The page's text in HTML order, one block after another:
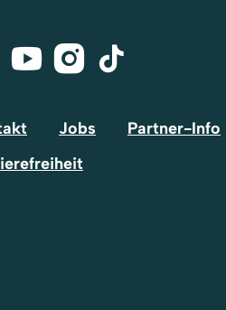
Youtube
Instagram
Tik-
Jobs Partner-Info